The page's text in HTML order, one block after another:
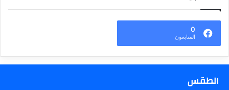
0
المتابعون
الطقس